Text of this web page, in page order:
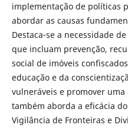
implementação de políticas
abordar as causas
Destaca-se a necessidade
que incluam prevenção,
social de imóveis
educação e da
vulneráveis e promover
também aborda a eficácia
Vigilância de Fronteiras e